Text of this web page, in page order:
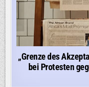
„Grenze des
bei Protesten